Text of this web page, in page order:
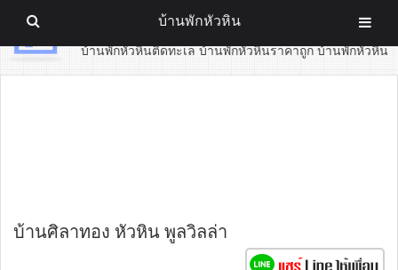
บ้านพักหัวหิน
บ้านพักหัวหินติดทะเล บ้านพักหัวหินราคาถูก บ้านพักหัวหิน
บ้านศิลาทอง หัวหิน พูลวิลล่า
บ้านพักหัวหิน